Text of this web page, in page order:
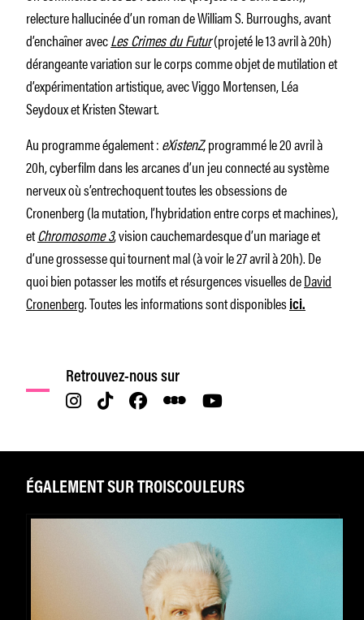
relecture hallucinée d’un roman de William S. Burroughs, avant
d’enchaîner avecLes Crimes du Futur(projeté le 13 avril à 20h)
dérangeante variation sur le corps comme objet de mutilation et
d’expérimentation artistique, avec Viggo Mortensen, Léa
Seydoux et Kristen Stewart.
Au programme également :eXistenZ, programmé le 20 avril à
20h, cyberfilm dans les arcanes d’un jeu connecté au système
nerveux où s’entrechoquent toutes les obsessions de
Cronenberg (la mutation, l’hybridation entre corps et machines),
etChromosome 3, vision cauchemardesque d’un mariage et
d’une grossesse qui tournent mal (à voir le 27 avril à 20h). De
quoi bien potasser les motifs et résurgences visuelles deDavid
Cronenberg. Toutes les informations sont disponibles ici.
Retrouvez-nous sur
ÉGALEMENT SUR TROISCOULEURS